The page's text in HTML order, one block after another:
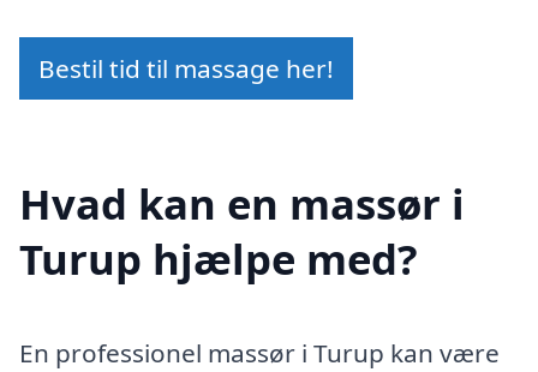
Bestil tid til massage her!
Hvad kan en massør i
Turup hjælpe med?
En professionel massør i Turup kan være